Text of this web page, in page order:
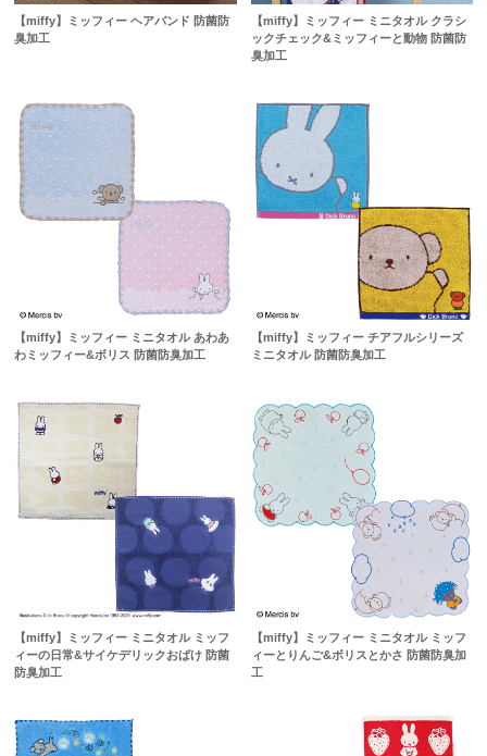
【miffy】ミッフィー ヘアバンド 防菌防
臭加工
【miffy】ミッフィー ミニタオル クラシ
ックチェック&ミッフィーと動物 防菌防
臭加工
【miffy】ミッフィー ミニタオル あわあ
わミッフィー&ボリス 防菌防臭加工
【miffy】ミッフィー チアフルシリーズ
ミニタオル 防菌防臭加工
【miffy】ミッフィー ミニタオル ミッフ
ィーの日常&サイケデリックおばけ 防菌
防臭加工
【miffy】ミッフィー ミニタオル ミッフ
ィーとりんご&ボリスとかさ 防菌防臭加
工